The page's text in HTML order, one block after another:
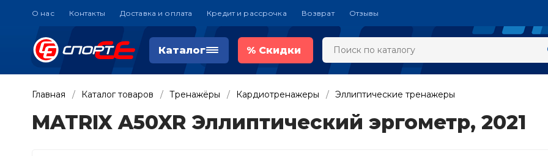
О нас Контакты Доставка и оплата Кредит и рассрочка Возврат Отзывы
Каталог % Скидки
Главная Каталог товаров Тренажёры Кардиотренажеры Эллиптические тренажеры
MATRIX A50XR Эллиптический эргометр, 2021